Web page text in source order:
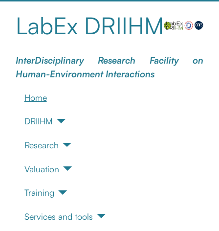
LabEx DRIIHM
InterDisciplinary Research Facility on
Human-Environment Interactions
Home
DRIIHM
Research
Valuation
Training
Services and tools